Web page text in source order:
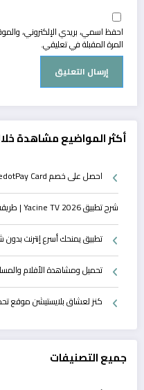
احفظ اسمي، بريدي الإلكتروني،
المرة المقبلة في تعليقي.
أكثر المواضيع مشاهدة
احصل على خصم RedotPay Card كوبونات حصرية
شرح تطبيق Yacine TV 2026 | طريقة تحميل وتثبيت واستخدام التطبيق خطوة بخطوة
تطبيق يمنحك أسرع إنترنت بدون
تحميل ومشاهدة الأفلام
كنز لعشاق بلايستيشن موقع
جميع التصنيفات